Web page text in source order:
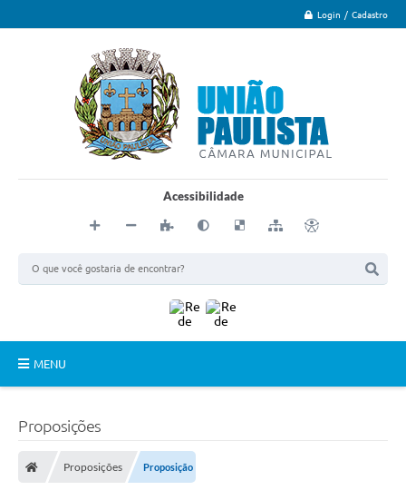
Login / Cadastro
Acessibilidade
MENU
O Município
Proposições
Proposições Proposição